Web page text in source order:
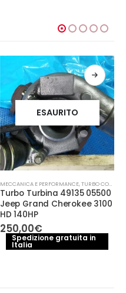
ESAURITO
MECCANICA E PERFORMANCE,TURBO COMPRESSORE- TURBINA
Turbo Turbina 49135 05500
Jeep Grand Cherokee 3100
HD 140HP
250,00€
Spedizione gratuita in
Italia